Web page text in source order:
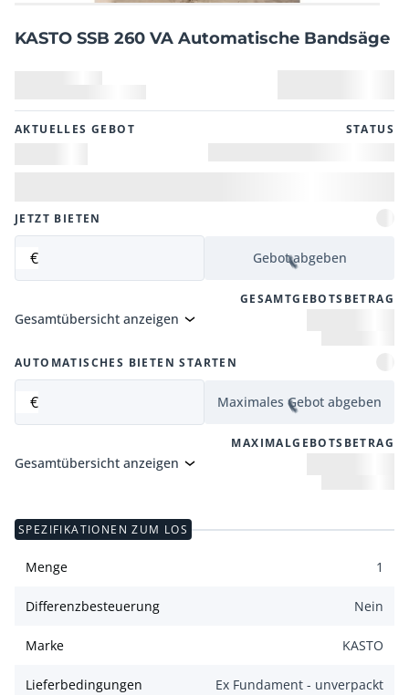
KASTO SSB 260 VA Automatische Bandsäge
AKTUELLES GEBOT STATUS
JETZT BIETEN
€ Gebot abgeben
GESAMTGEBOTSBETRAG
Gesamtübersicht anzeigen
AUTOMATISCHES BIETEN STARTEN
€ Maximales Gebot abgeben
MAXIMALGEBOTSBETRAG
Gesamtübersicht anzeigen
SPEZIFIKATIONEN ZUM LOS
Menge 1
Differenzbesteuerung Nein
Marke KASTO
Lieferbedingungen Ex Fundament - unverpackt